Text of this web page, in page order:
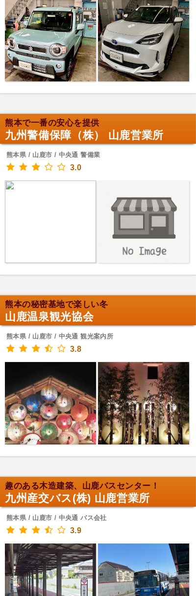
熊本で一番の安心を提供
九州警備保障（株） 山鹿営業所
熊本県 / 山鹿市 / 中央通 警備業
3.0
熊本の秘密基地で楽しい冬
山鹿温泉観光協会
熊本県 / 山鹿市 / 中央通 観光案内所
3.8
趣のある木造建築、山鹿バスセンター！
九州産交バス(株) 山鹿営業所
熊本県 / 山鹿市 / 中央通 バス会社
3.9